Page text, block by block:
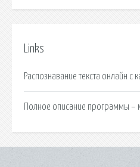
Links
Распознавание текста онлайн с
Полное описание программы –